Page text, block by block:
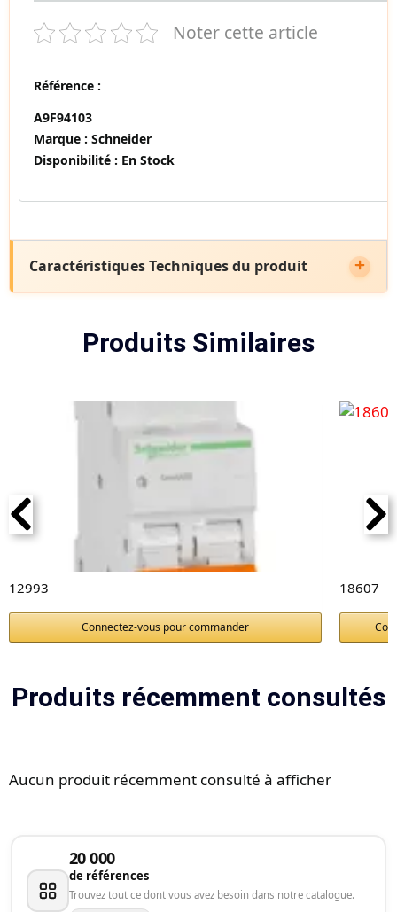
Noter cette article
Référence :
A9F94103
Marque : Schneider
Disponibilité : En Stock
Caractéristiques Techniques du produit
Produits Similaires
12993
Connectez-vous pour commander
18607
Produits récemment consultés
Aucun produit récemment consulté à afficher
20 000
de références
Trouvez tout ce dont vous avez besoin dans notre catalogue.